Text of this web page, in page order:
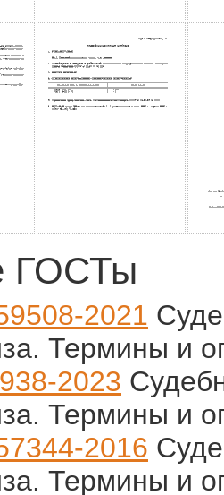
ГОСТы
2021
Термины и
2023
Термины и
2016
Термины и